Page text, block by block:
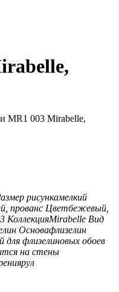
MR1 003 Mirabelle,
рисункамелкий
прованс Цветбежевый,
КоллекцияMirabelle Вид
Основафлизелин
для флизелиновых обоев
на стены
рул